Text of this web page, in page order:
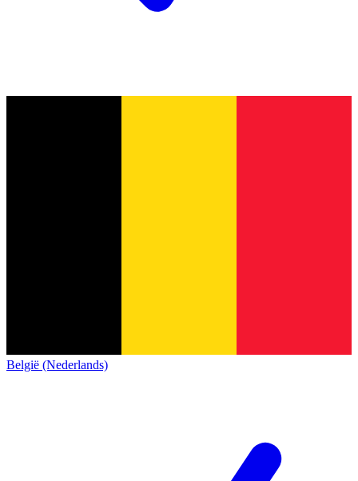
België (Nederlands)